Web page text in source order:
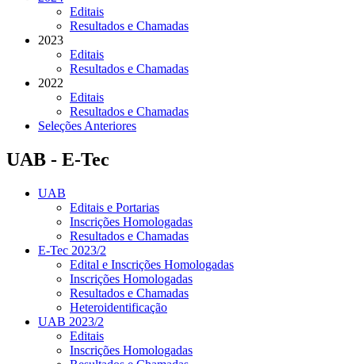
Editais
Resultados e Chamadas
2023
Editais
Resultados e Chamadas
2022
Editais
Resultados e Chamadas
Seleções Anteriores
UAB - E-Tec
UAB
Editais e Portarias
Inscrições Homologadas
Resultados e Chamadas
E-Tec 2023/2
Edital e Inscrições Homologadas
Inscrições Homologadas
Resultados e Chamadas
Heteroidentificação
UAB 2023/2
Editais
Inscrições Homologadas